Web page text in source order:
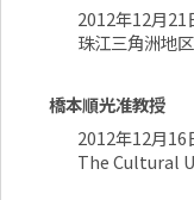
2012年12月
珠江三角洲地
橋本順光准教授
2012年12月
The Cultural